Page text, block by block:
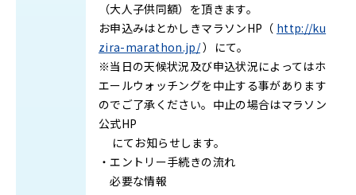
（大人子供同額）を頂きます。
お申込みはとかしきマラソンHP（ http://ku
zira-marathon.jp/）にて。
※当日の天候状況及び申込状況によってはホ
エールウォッチングを中止する事があります
のでご了承ください。中止の場合はマラソン
公式HP
にてお知らせします。
・エントリー手続きの流れ
必要な情報